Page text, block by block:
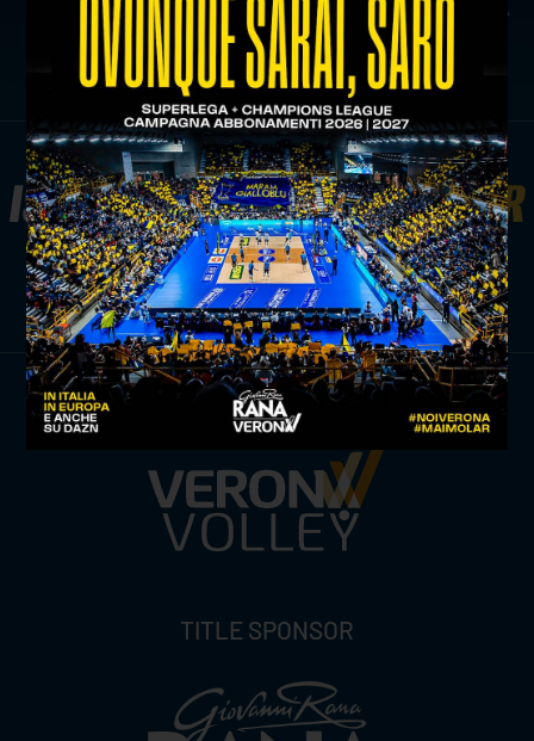
news prima squadra
ISCRIVITI ALLANEWSLETTER
ISCRIVITI ORA
TITLE SPONSOR